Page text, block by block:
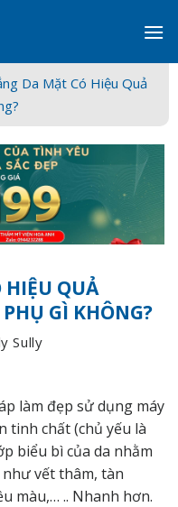
Da Mặt Có Hiệu Quả
HIỆU QUẢ
GÌ KHÔNG?
Sully
làm đẹp sử dụng máy
tinh chất (chủ yếu là
biểu bì của da nhằm
như vết thâm, tàn
màu,… .. Nhanh hơn.